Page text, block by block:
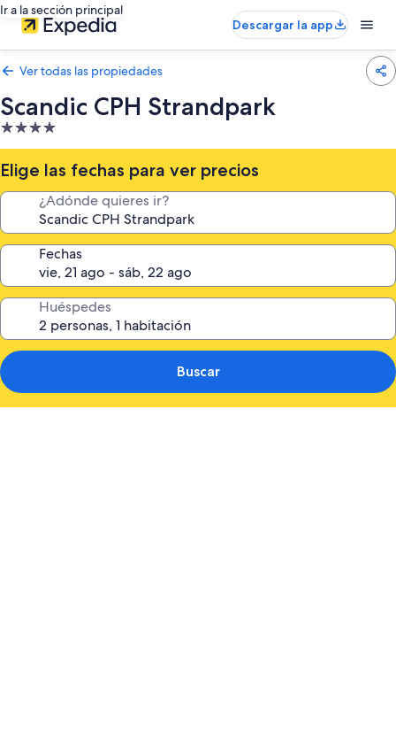
Ir a la sección principal
Descargar la app
Ver todas las propiedades
Scandic CPH Strandpark
Propiedad
de
4.0
estrellas
Elige las fechas para ver precios
¿Adónde quieres ir?
Fechas
Huéspedes
Buscar